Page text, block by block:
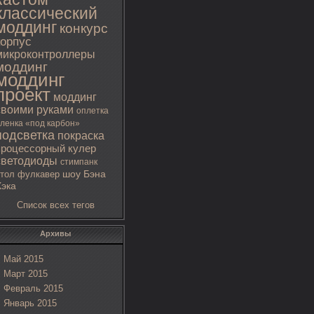
конкурс
моддинг
руками оплетка
«под карбон»
покраска
кулер
стимпанк
фулкавер шоу Бэна
Список всех тегов
Архивы
Май 2015
Март 2015
Февраль 2015
Январь 2015